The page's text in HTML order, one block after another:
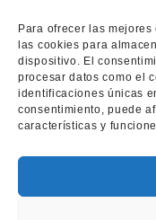
Para ofrecer las
las cookies para
dispositivo. El
procesar datos como el
identificaciones únicas
consentimiento, puede
características y